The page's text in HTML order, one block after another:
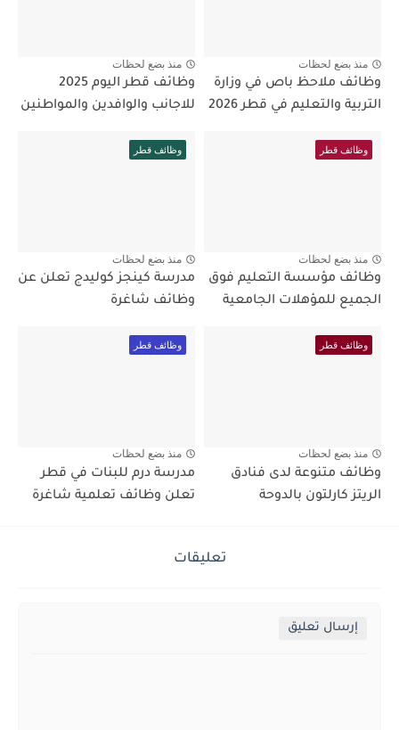
منذ بضع لحظات
وظائف ملاحظ باص في وزارة
التربية والتعليم في قطر 2026
منذ بضع لحظات
وظائف قطر اليوم 2025
للاجانب والوافدين والمواطنين
وظائف قطر
منذ بضع لحظات
وظائف مؤسسة التعليم فوق
الجميع للمؤهلات الجامعية
وظائف قطر
منذ بضع لحظات
مدرسة كينجز كوليدج تعلن عن
وظائف شاغرة
وظائف قطر
منذ بضع لحظات
وظائف متنوعة لدى فنادق
الريتز كارلتون بالدوحة
وظائف قطر
منذ بضع لحظات
مدرسة درم للبنات في قطر
تعلن وظائف تعلمية شاغرة
تعليقات
إرسال تعليق